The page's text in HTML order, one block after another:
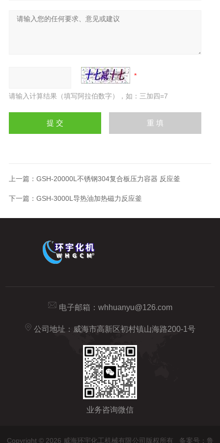
请输入计算结果（填写阿拉伯数字），如：三加四=7
上一篇： GSH-20000L不锈钢304复合板压力容器 反应釜
下一篇： GSH-3000L导热油加热磁力反应釜
电子邮箱： whhuanyu@126.com
公司地址：威海市高新区初村镇山海路200-1号
业务咨询微信
Copyright © 2026 威海环宇化工机械有限公司版权所有 备案号：鲁